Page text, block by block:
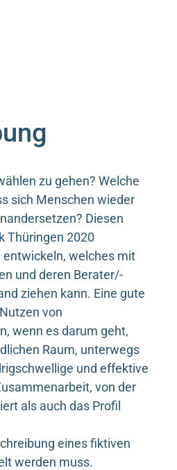
zu gehen? Welche
sich Menschen wieder
Diesen
Thüringen 2020
entwickeln, welches mit
und deren Berater/-
ziehen kann. Eine gute
von
wenn es darum geht,
Raum, unterwegs
und effektive
von der
als auch das Profil
eines fiktiven
werden muss.